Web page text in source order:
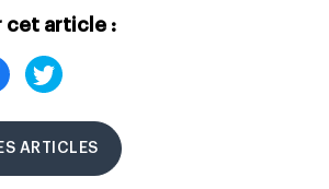
cet article :
ARTICLES